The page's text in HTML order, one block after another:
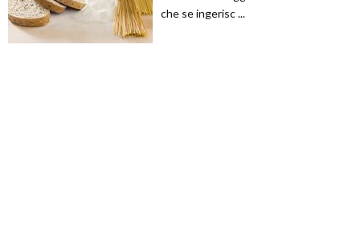
che se ingerisc ...